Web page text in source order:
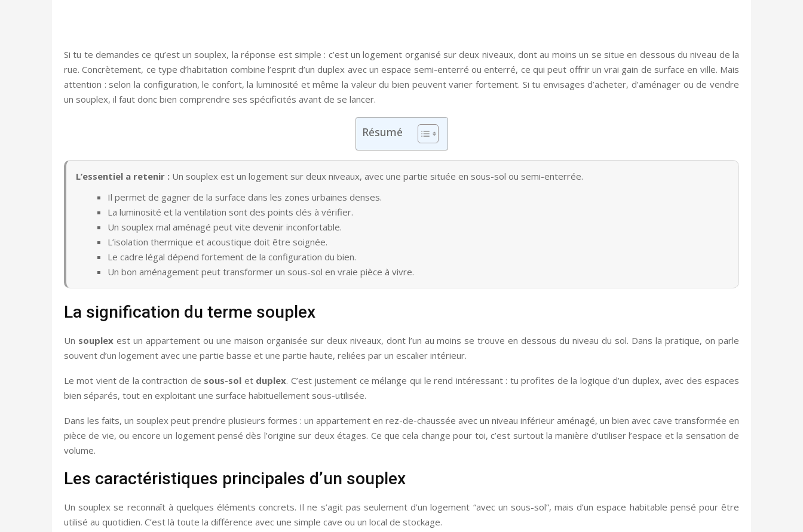
Si tu te demandes ce qu’est un souplex, la réponse est simple : c’est un logement organisé sur deux niveaux, dont au moins un se situe en dessous du niveau de la
rue. Concrètement, ce type d’habitation combine l’esprit d’un duplex avec un espace semi-enterré ou enterré, ce qui peut offrir un vrai gain de surface en ville. Mais
attention : selon la configuration, le confort, la luminosité et même la valeur du bien peuvent varier fortement. Si tu envisages d’acheter, d’aménager ou de vendre
un souplex, il faut donc bien comprendre ses spécificités avant de se lancer.
Résumé
L’essentiel a retenir : Un souplex est un logement sur deux niveaux, avec une partie située en sous-sol ou semi-enterrée.
Il permet de gagner de la surface dans les zones urbaines denses.
La luminosité et la ventilation sont des points clés à vérifier.
Un souplex mal aménagé peut vite devenir inconfortable.
L’isolation thermique et acoustique doit être soignée.
Le cadre légal dépend fortement de la configuration du bien.
Un bon aménagement peut transformer un sous-sol en vraie pièce à vivre.
La signification du terme souplex
Un souplexest un appartement ou une maison organisée sur deux niveaux, dont l’un au moins se trouve en dessous du niveau du sol. Dans la pratique, on parle
souvent d’un logement avec une partie basse et une partie haute, reliées par un escalier intérieur.
Le mot vient de la contraction de sous-sol et duplex. C’est justement ce mélange qui le rend intéressant : tu profites de la logique d’un duplex, avec des espaces
bien séparés, tout en exploitant une surface habituellement sous-utilisée.
Dans les faits, un souplex peut prendre plusieurs formes : un appartement en rez-de-chaussée avec un niveau inférieur aménagé, un bien avec cave transformée en
pièce de vie, ou encore un logement pensé dès l’origine sur deux étages. Ce que cela change pour toi, c’est surtout la manière d’utiliser l’espace et la sensation de
volume.
Les caractéristiques principales d’un souplex
Un souplex se reconnaît à quelques éléments concrets. Il ne s’agit pas seulement d’un logement “avec un sous-sol”, mais d’un espace habitable pensé pour être
utilisé au quotidien. C’est là toute la différence avec une simple cave ou un local de stockage.